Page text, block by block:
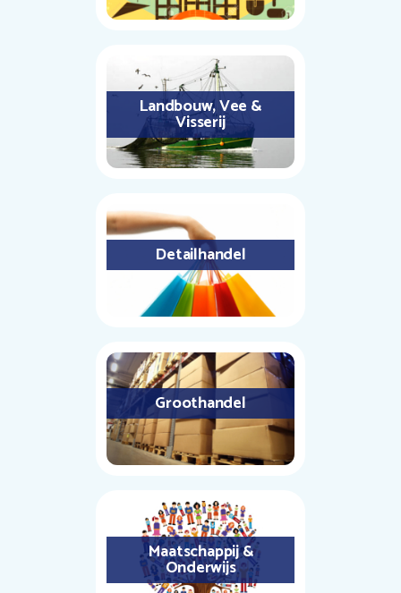
Landbouw, Vee &
Visserij
Detailhandel
Groothandel
Maatschappij &
Onderwijs